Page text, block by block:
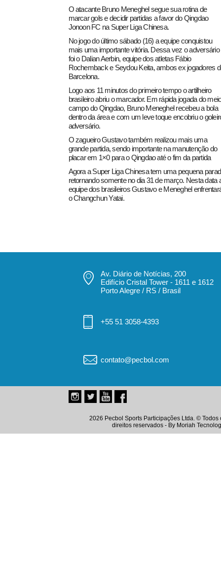
pecbol.com
O atacante Bruno Meneghel segue sua rotina de
marcar gols e decidir partidas a favor do Qingdao
Jonoon FC na Super Liga Chinesa.
No jogo do último sábado (16) a equipe conquistou
mais uma importante vitória. Dessa vez o adversário
foi o Dalian Aerbin, equipe dos atletas Fábio
Rochemback e Seydou Keita, ambos ex jogadores
Barcelona.
Logo aos 11 minutos do primeiro tempo o artilheiro
brasileiro abriu o marcador. Em rápida jogada do
campo do Qingdao, Bruno Meneghel recebeu a bola
dentro da área e com um leve toque encobriu o
adversário.
O zagueiro Gustavo também realizou mais uma
grande partida, sendo importante na manutenção do
placar em 1×0 para o Qingdao até o fim da partida
Agora a Super Liga Chinesa tem uma pequena
retornando somente no dia 31 de março. Nesta data
equipe dos brasileiros Gustavo e Meneghel
o Changchun Yatai.
Av. Diário de Notícias, 200
Edifício Cristal Tower - 1611 e 1612
Porto Alegre / RS / Brasil
+55 51 3058-4393
contato@pecbol.com
2026 Pecbol Sports Participações Ltda. © Todos
direitos reservados - By Moriah